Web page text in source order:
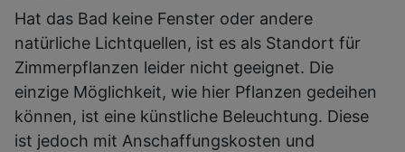
Hat das Bad keine Fenster oder andere
natürliche Lichtquellen, ist es als Standort für
Zimmerpflanzen leider nicht geeignet. Die
einzige Möglichkeit, wie hier Pflanzen gedeihen
können, ist eine künstliche Beleuchtung. Diese
ist jedoch mit Anschaffungskosten und